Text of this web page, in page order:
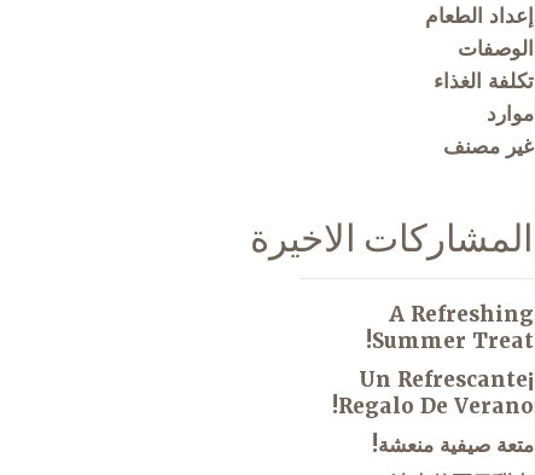
إعداد الطعام
الوصفات
تكلفة الغذاء
موارد
غير مصنف
المشاركات الاخيرة
A Refreshing
Summer Treat!
¡Un Refrescante
Regalo De Verano!
متعة صيفية منعشة!